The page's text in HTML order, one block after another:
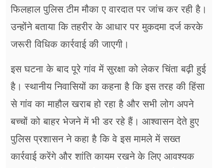
फिलहाल पुलिस टीम मौका ए वारदात पर जांच कर रही है।
उन्होंने बताया कि तहरीर के आधार पर मुकदमा दर्ज करके
जरूरी विधिक कार्रवाई की जाएगी।
इस घटना के बाद पूरे गांव में सुरक्षा को लेकर चिंता बढ़ी हुई
है। स्थानीय निवासियों का कहना है कि इस तरह की हिंसा
से गांव का माहौल खराब हो रहा है और सभी लोग अपने
बच्चों को बाहर भेजने में भी डर रहे हैं। आश्वासन देते हुए
पुलिस प्रशासन ने कहा है कि वे इस मामले में सख्त
कार्रवाई करेंगे और शांति कायम रखने के लिए आवश्यक